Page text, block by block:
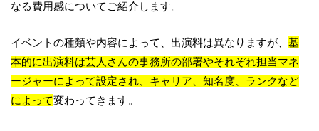
なる費用感についてご紹介します。
イベントの種類や内容によって、出演料は異なりますが、 基
本的に出演料は芸人さんの事務所の部署やそれぞれ担当マネ
ージャーによって設定され、キャリア、知名度、ランクなど
によって変わってきます。